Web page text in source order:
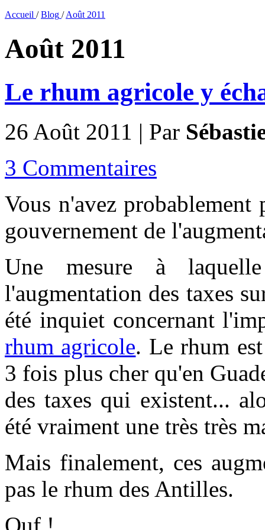
Accueil / Blog / Août 2011
Août 2011
Le rhum agricole y
26 Août 2011 | Par
3 Commentaires
Vous n'avez
gouvernement de
Une mesure à
l'augmentation des taxes
été inquiet concernant
rhum agricole. Le rhum
3 fois plus cher qu'en
des taxes qui existent...
été vraiment une très très
Mais finalement, ces
pas le rhum des Antilles.
Ouf !